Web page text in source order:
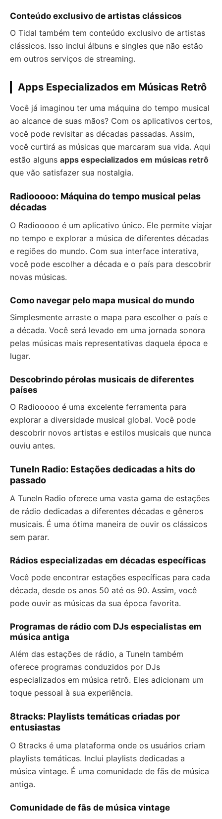
Conteúdo exclusivo de artistas clássicos
O Tidal também tem conteúdo exclusivo de artistas
clássicos. Isso inclui álbuns e singles que não estão
em outros serviços de streaming.
Apps Especializados em Músicas Retrô
Você já imaginou ter uma máquina do tempo musical
ao alcance de suas mãos? Com os aplicativos certos,
você pode revisitar as décadas passadas. Assim,
você curtirá as músicas que marcaram sua vida. Aqui
estão alguns apps especializados em músicas retrô
que vão satisfazer sua nostalgia.
Radiooooo: Máquina do tempo musical pelas
décadas
O Radiooooo é um aplicativo único. Ele permite viajar
no tempo e explorar a música de diferentes décadas
e regiões do mundo. Com sua interface interativa,
você pode escolher a década e o país para descobrir
novas músicas.
Como navegar pelo mapa musical do mundo
Simplesmente arraste o mapa para escolher o país e
a década. Você será levado em uma jornada sonora
pelas músicas mais representativas daquela época e
lugar.
Descobrindo pérolas musicais de diferentes
países
O Radiooooo é uma excelente ferramenta para
explorar a diversidade musical global. Você pode
descobrir novos artistas e estilos musicais que nunca
ouviu antes.
TuneIn Radio: Estações dedicadas a hits do
passado
A TuneIn Radio oferece uma vasta gama de estações
de rádio dedicadas a diferentes décadas e gêneros
musicais. É uma ótima maneira de ouvir os clássicos
sem parar.
Rádios especializadas em décadas específicas
Você pode encontrar estações específicas para cada
década, desde os anos 50 até os 90. Assim, você
pode ouvir as músicas da sua época favorita.
Programas de rádio com DJs especialistas em
música antiga
Além das estações de rádio, a TuneIn também
oferece programas conduzidos por DJs
especializados em música retrô. Eles adicionam um
toque pessoal à sua experiência.
8tracks: Playlists temáticas criadas por
entusiastas
O 8tracks é uma plataforma onde os usuários criam
playlists temáticas. Inclui playlists dedicadas a
música vintage. É uma comunidade de fãs de música
antiga.
Comunidade de fãs de música vintage